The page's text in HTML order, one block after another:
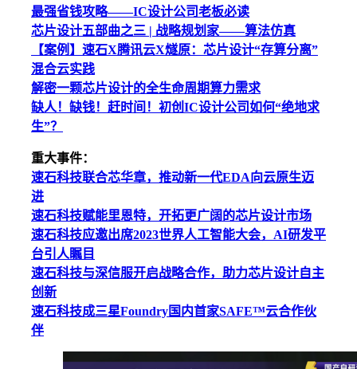
最强省钱攻略——IC设计公司老板必读
芯片设计五部曲之三 | 战略规划家——算法仿真
【案例】速石X腾讯云X燧原：芯片设计“存算分离”
混合云实践
解密一颗芯片设计的全生命周期算力需求
缺人！缺钱！赶时间！初创IC设计公司如何“绝地求
生”？
重大事件：
速石科技联合芯华章，推动新一代EDA向云原生迈
进
速石科技赋能里恩特，开拓更广阔的芯片设计市场
速石科技应邀出席2023世界人工智能大会，AI研发平
台引人瞩目
速石科技与深信服开启战略合作，助力芯片设计自主
创新
速石科技成三星Foundry国内首家SAFE™云合作伙
伴